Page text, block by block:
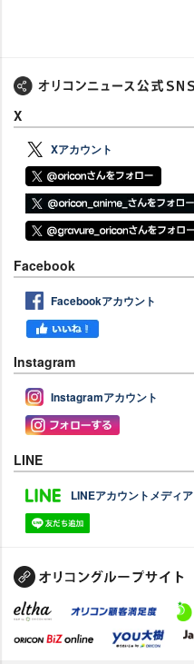
X
Xアカウント
Facebook
Facebookアカウント
Instagram
Instagramアカウント
LINE
LINEアカウントメディア